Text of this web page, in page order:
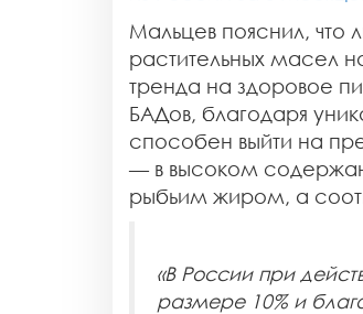
Мальцев пояснил, что
растительных масел
тренда на здоровое
БАДов, благодаря
способен выйти на
— в высоком
рыбьим жиром, а
«В России при
размере 10% и